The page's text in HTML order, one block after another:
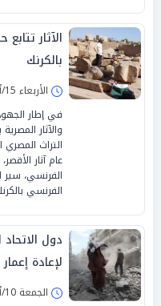
الآثار
بالكرنك
الأربعاء 15/أكتوبر/2025 - 06:58 م
في إطار
والآثار
التراث المصري
عام آثار
الفرنسي،
الفرنسي
دول
لإعادة
الجمعة 10/أكتوبر/2025 - 12:03 م